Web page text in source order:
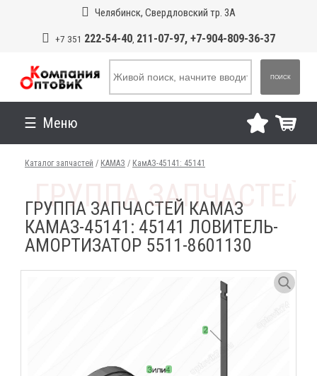
Челябинск, Свердловский тр. 3А
+7 351 222-54-40, 211-07-97, +7-904-809-36-37
ПОИСК
Меню
Каталог запчастей / КАМАЗ / КамАЗ-45141: 45141
ГРУППА ЗАПЧАСТЕЙ КАМАЗ
КАМАЗ-45141: 45141 ЛОВИТЕЛЬ-
АМОРТИЗАТОР 5511-8601130